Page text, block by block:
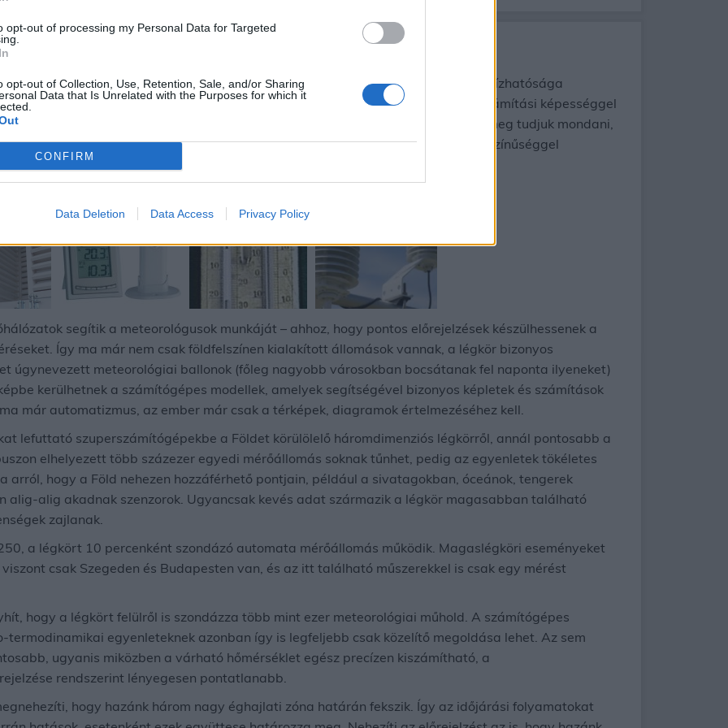
opt-out of processing my Personal Data for Targeted
opt-out of Collection, Use, Retention, Sale, and/or Sharing
Data that Is Unrelated with the Purposes for which it
CONFIRM
Data Deletion Data Access Privacy Policy
a egyik legfontosabb része az időjárás előrejelzéseknek. Az előrejelzések megbízhatósága
álló rengeteg adat, fejlett műszerek, kifinomult algoritmusok és hatalmas számítási képességgel
elmondható, hogy míg a másnapi várható időjárást 90-95%-os pontossággal meg tudjuk mondani,
65-80%-os pontossággal, 10 nappal előre pedig már csak 60% körüli valószínűséggel
segítik a meteorológusok munkáját – ahhoz, hogy pontos előrejelzések készülhessenek a
Így ma már nem csak földfelszínen kialakított állomások vannak, a légkör bizonyos
úgynevezett meteorológiai ballonok (főleg nagyobb városokban bocsátanak fel naponta ilyeneket)
kerülhetnek a számítógépes modellek, amelyek segítségével bizonyos képletek és számítások
már automatizmus, az ember már csak a térképek, diagramok értelmezéséhez kell.
lefuttató szuperszámítógépekbe a Földet körülölelő háromdimenziós légkörről, annál pontosabb a
elhelyezett több százezer egyedi mérőállomás soknak tűnhet, pedig az egyenletek tökéletes
arról, hogy a Föld nehezen hozzáférhető pontjain, például a sivatagokban, óceánok, tengerek
alig-alig akadnak szenzorok. Ugyancsak kevés adat származik a légkör magasabban található
zajlanak.
a légkört 10 percenként szondázó automata mérőállomás működik. Magaslégköri eseményeket
csak Szegeden és Budapesten van, és az itt található műszerekkel is csak egy mérést
hogy a légkört felülről is szondázza több mint ezer meteorológiai műhold. A számítógépes
termodinamikai egyenleteknek azonban így is legfeljebb csak közelítő megoldása lehet. Az sem
ugyanis miközben a várható hőmérséklet egész precízen kiszámítható, a
rendszerint lényegesen pontatlanabb.
hogy hazánk három nagy éghajlati zóna határán fekszik. Így az időjárási folyamatokat